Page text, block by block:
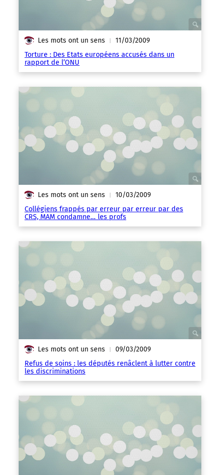
Les mots ont un sens | 11/03/2009
Torture : Des Etats européens accusés dans un
rapport de l’ONU
Les mots ont un sens | 10/03/2009
Collégiens frappés par erreur par erreur par des
CRS, MAM condamne… les profs
Les mots ont un sens | 09/03/2009
Refus de soins : les députés renâclent à lutter contre
les discriminations